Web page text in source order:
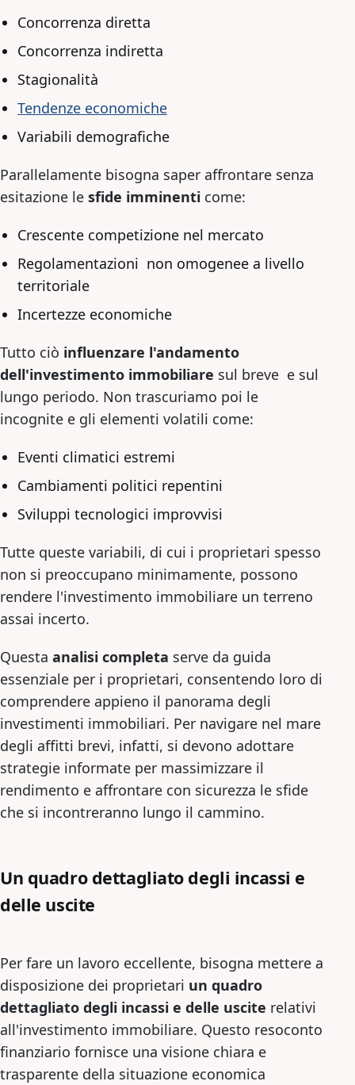
Concorrenza diretta
Concorrenza indiretta
Stagionalità
Tendenze economiche
Variabili demografiche
Parallelamente bisogna saper affrontare senza
esitazione le sfide imminenti come:
Crescente competizione nel mercato
Regolamentazioni non omogenee a livello
territoriale
Incertezze economiche
Tutto ciò influenzare l'andamento
dell'investimento immobiliare sul breve e sul
lungo periodo. Non trascuriamo poi le
incognite e gli elementi volatili come:
Eventi climatici estremi
Cambiamenti politici repentini
Sviluppi tecnologici improvvisi
Tutte queste variabili, di cui i proprietari spesso
non si preoccupano minimamente, possono
rendere l'investimento immobiliare un terreno
assai incerto.
Questa analisi completa serve da guida
essenziale per i proprietari, consentendo loro di
comprendere appieno il panorama degli
investimenti immobiliari. Per navigare nel mare
degli affitti brevi, infatti, si devono adottare
strategie informate per massimizzare il
rendimento e affrontare con sicurezza le sfide
che si incontreranno lungo il cammino.
Un quadro dettagliato degli incassi e
delle uscite
Per fare un lavoro eccellente, bisogna mettere a
disposizione dei proprietari un quadro
dettagliato degli incassi e delle uscite relativi
all'investimento immobiliare. Questo resoconto
finanziario fornisce una visione chiara e
trasparente della situazione economica